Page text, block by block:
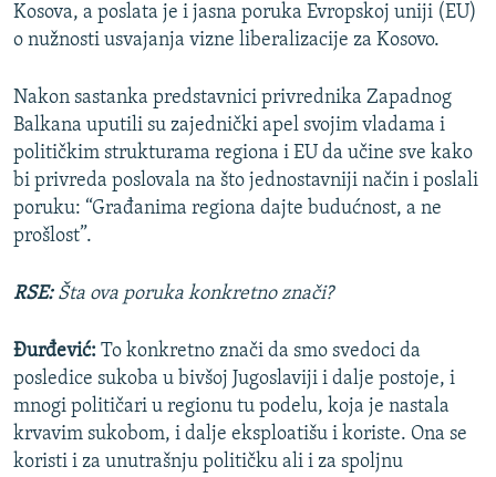
Kosova, a poslata je i jasna poruka Evropskoj uniji (EU)
o nužnosti usvajanja vizne liberalizacije za Kosovo.
Nakon sastanka predstavnici privrednika Zapadnog
Balkana uputili su zajednički apel svojim vladama i
političkim strukturama regiona i EU da učine sve kako
bi privreda poslovala na što jednostavniji način i poslali
poruku: “Građanima regiona dajte budućnost, a ne
prošlost”.
RSE:Šta ova poruka konkretno znači?
Đurđević: To konkretno znači da smo svedoci da
posledice sukoba u bivšoj Jugoslaviji i dalje postoje, i
mnogi političari u regionu tu podelu, koja je nastala
krvavim sukobom, i dalje eksploatišu i koriste. Ona se
koristi i za unutrašnju političku ali i za spoljnu